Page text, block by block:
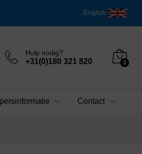
English
Hulp nodig?
+31(0)180 321 820 0
Contact